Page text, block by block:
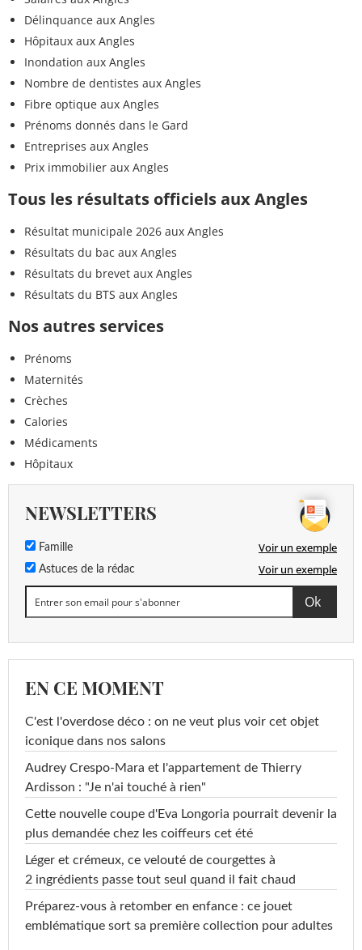
Délinquance aux Angles
Hôpitaux aux Angles
Inondation aux Angles
Nombre de dentistes aux Angles
Fibre optique aux Angles
Prénoms donnés dans le Gard
Entreprises aux Angles
Prix immobilier aux Angles
Tous les résultats officiels aux Angles
Résultat municipale 2026 aux Angles
Résultats du bac aux Angles
Résultats du brevet aux Angles
Résultats du BTS aux Angles
Nos autres services
Prénoms
Maternités
Crèches
Calories
Médicaments
Hôpitaux
NEWSLETTERS
Famille Voir un exemple
Astuces de la rédac Voir un exemple
EN CE MOMENT
C'est l'overdose déco : on ne veut plus voir cet objet
iconique dans nos salons
Audrey Crespo-Mara et l'appartement de Thierry
Ardisson : "Je n'ai touché à rien"
Cette nouvelle coupe d'Eva Longoria pourrait devenir la
plus demandée chez les coiffeurs cet été
Léger et crémeux, ce velouté de courgettes à
2 ingrédients passe tout seul quand il fait chaud
Préparez-vous à retomber en enfance : ce jouet
emblématique sort sa première collection pour adultes